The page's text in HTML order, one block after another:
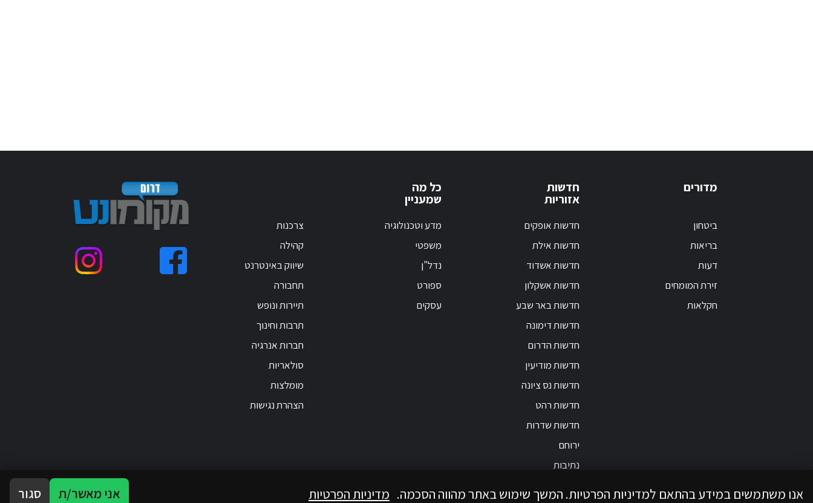
מדורים
ביטחון
בריאות
דעות
זירת המומחים
חקלאות
חדשות
אזוריות
חדשות אופקים
חדשות אילת
חדשות אשדוד
חדשות אשקלון
חדשות באר שבע
חדשות דימונה
חדשות הדרום
חדשות מודיעין
חדשות נס ציונה
חדשות רהט
חדשות שדרות
ירוחם
נתיבות
כל מה
שמעניין
מדע וטכנולוגיה
משפטי
נדל"ן
ספורט
עסקים
צרכנות
קהילה
שיווק באינטרנט
תחבורה
תיירות ונופש
תרבות וחינוך
חברות אנרגיה
סולאריות
מומלצות
הצהרת נגישות
אנו משתמשים במידע בהתאם למדיניות הפרטיות. המשך שימוש באתר מהווה הסכמה. מדיניות הפרטיות אני מאשר/ת סגור